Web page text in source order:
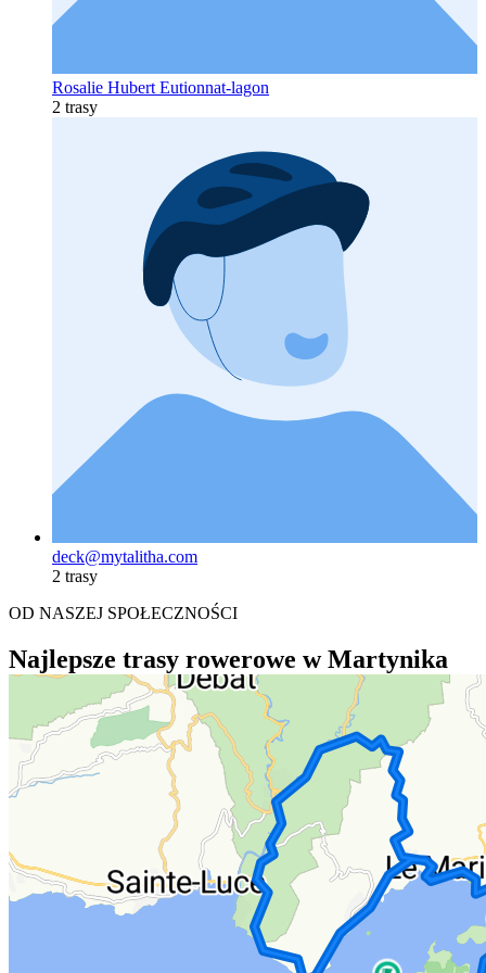
Rosalie Hubert Eutionnat-lagon
2 trasy
deck@mytalitha.com
2 trasy
OD NASZEJ SPOŁECZNOŚCI
Najlepsze trasy rowerowe w Martynika